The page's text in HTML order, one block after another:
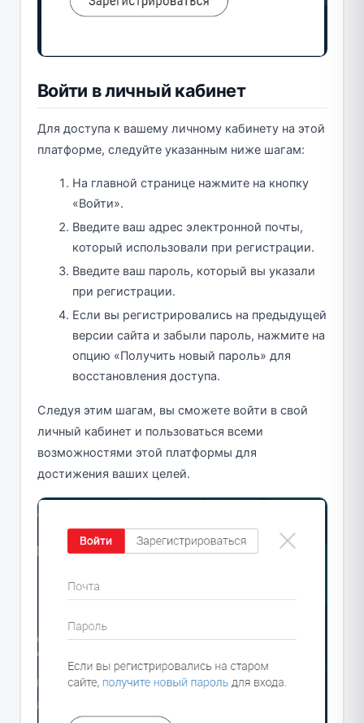
Войти в личный кабинет
Для доступа к вашему личному кабинету на этой
платформе, следуйте указанным ниже шагам:
На главной странице нажмите на кнопку
«Войти».
Введите ваш адрес электронной почты,
который использовали при регистрации.
Введите ваш пароль, который вы указали
при регистрации.
Если вы регистрировались на предыдущей
версии сайта и забыли пароль, нажмите на
опцию «Получить новый пароль» для
восстановления доступа.
Следуя этим шагам, вы сможете войти в свой
личный кабинет и пользоваться всеми
возможностями этой платформы для
достижения ваших целей.